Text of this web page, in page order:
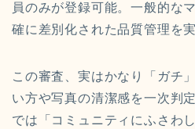
員のみが登録可能。一般的な
確に差別化された品質管理を実
この審査、実はかなり「ガチ
い方や写真の清潔感を一次判
では「コミュニティにふさわ